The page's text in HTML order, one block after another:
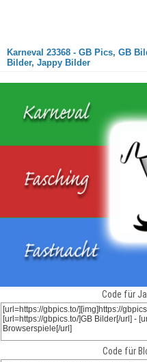
Karneval 23368 - GB Pics, GB
Bilder, Jappy Bilder
Code für
Code für